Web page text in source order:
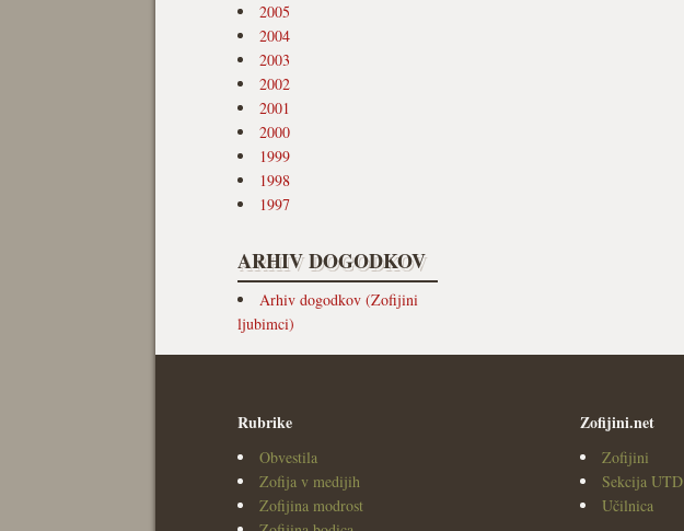
2005
2004
2003
2002
2001
2000
1999
1998
1997
ARHIV DOGODKOV
Arhiv dogodkov (Zofijini
ljubimci)
Rubrike
Obvestila
Zofija v medijih
Zofijina modrost
Zofijini.net
Zofijini
Sekcija UTD
Učilnica